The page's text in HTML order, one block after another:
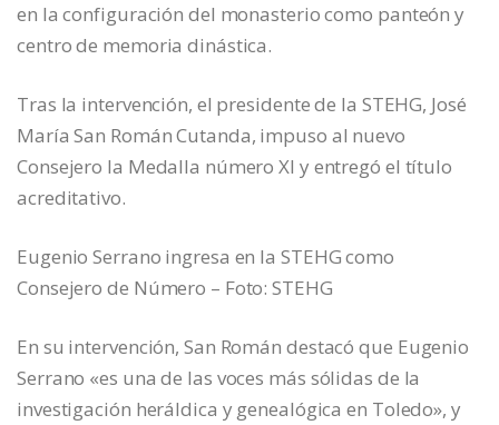
en la configuración del monasterio como panteón y
centro de memoria dinástica.
Tras la intervención, el presidente de la STEHG, José
María San Román Cutanda, impuso al nuevo
Consejero la Medalla número XI y entregó el título
acreditativo.
Eugenio Serrano ingresa en la STEHG como
Consejero de Número – Foto: STEHG
En su intervención, San Román destacó que Eugenio
Serrano «es una de las voces más sólidas de la
investigación heráldica y genealógica en Toledo», y